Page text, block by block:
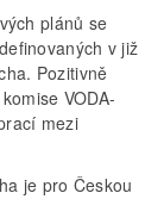
plánů se
v již
Pozitivně
VODA-
mezi
je pro Českou